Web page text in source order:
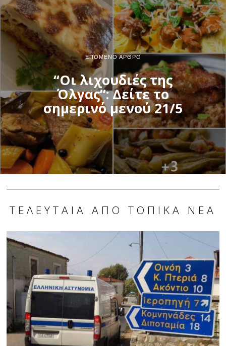
ΕΠΌΜΕΝΟ ΆΡΘΡΟ
“Οι λιχουδιές της
Όλγας”: Δείτε το
σημερινό μενού 21/5
ΤΕΛΕΥΤΑΊΑ ΑΠΌ ΤΟΠΙΚΆ ΝΈΑ